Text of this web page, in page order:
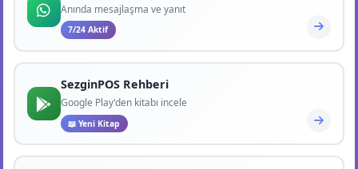
Anında mesajlaşma ve yanıt
7/24 Aktif
SezginPOS Rehberi
Google Play'den kitabı incele
📖 Yeni Kitap